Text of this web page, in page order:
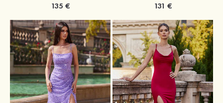
135 € 131 €